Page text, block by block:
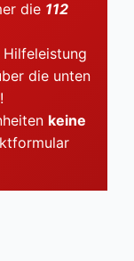
die 112
die unten
keine